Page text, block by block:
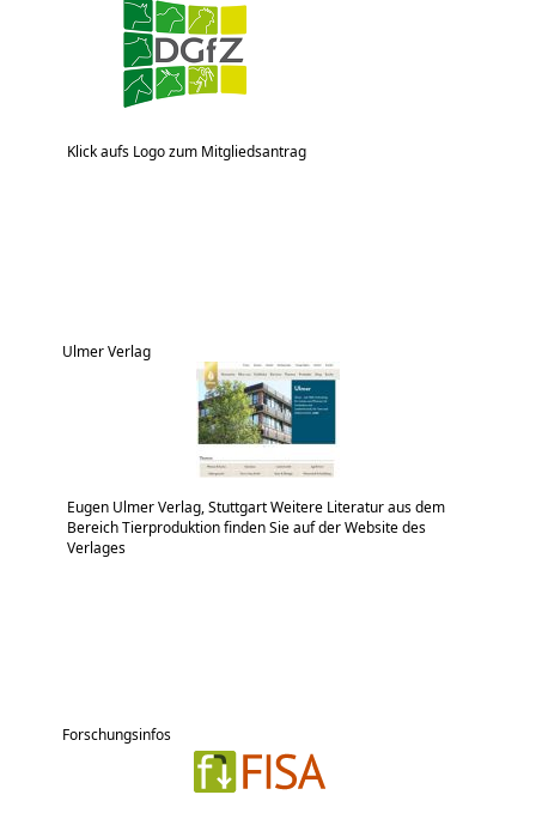
Klick aufs Logo zum Mitgliedsantrag
Ulmer Verlag
Eugen Ulmer Verlag, Stuttgart Weitere Literatur aus dem
Bereich Tierproduktion finden Sie auf der Website des
Verlages
Forschungsinfos